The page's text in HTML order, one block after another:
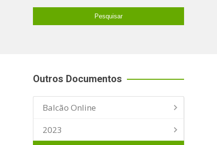
Outros Documentos
Balcão Online
2023